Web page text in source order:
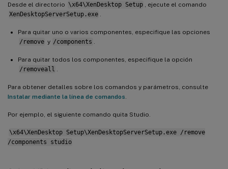
Desde el directorio \x64\XenDesktop Setup
, ejecute el comando
XenDesktopServerSetup.exe
Para quitar uno o varios componentes, especifique las opciones
/remove y /components
Para quitar todos los componentes, especifique la opción
/removeall
Para obtener detalles sobre los comandos y parámetros, consulte
Instalar mediante la línea de comandos
Por ejemplo, el siguiente comando quita Studio.
\x64\XenDesktop Setup\XenDesktopServerSetup.exe /remove
/components studio